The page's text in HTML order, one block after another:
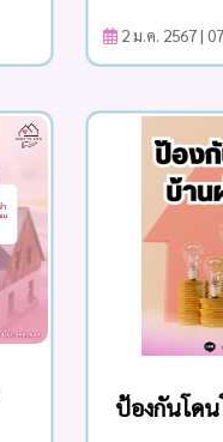
2 ม.ค. 2567 |
ป้องกันโด